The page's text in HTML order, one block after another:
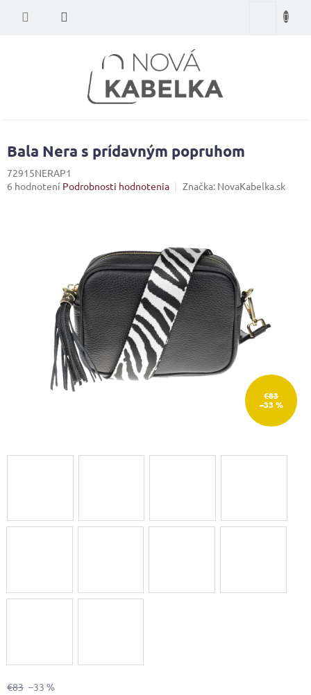
Nákupný
Bala Nera s prídavným popruhom
72915NERAP1
Priemerné
6 hodnotení Podrobnosti hodnotenia Značka: NovaKabelka.sk
€83
–33 %
€83 –33 %